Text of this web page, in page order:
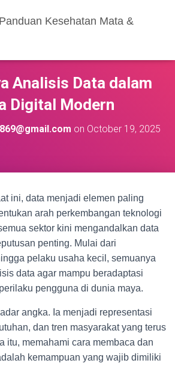
Kesehatan Mata &
Analisis Data dalam
Digital Modern
on October 19, 2025
ini, data menjadi elemen paling
arah perkembangan teknologi
sektor kini mengandalkan data
penting. Mulai dari
pelaku usaha kecil, semuanya
data agar mampu beradaptasi
pengguna di dunia maya.
angka. Ia menjadi representasi
dan tren masyarakat yang terus
itu, memahami cara membaca dan
kemampuan yang wajib dimiliki